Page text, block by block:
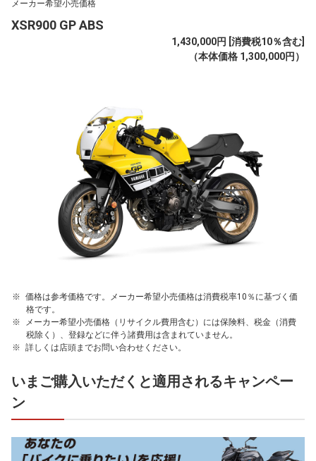
メーカー希望小売価格
XSR900 GP ABS
1,430,000円 [消費税10％含む]
（本体価格 1,300,000円）
価格は参考価格です。メーカー希望小売価格は消費税率10％に基づく価
格です。
メーカー希望小売価格（リサイクル費用含む）には保険料、税金（消費
税除く）、登録などに伴う諸費用は含まれていません。
詳しくは店頭までお問い合わせください。
いまご購入いただくと適用されるキャンペー
ン